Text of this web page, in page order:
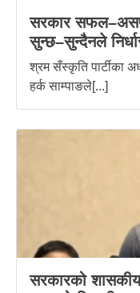
सरकार
सुन्छ–सुन्दैनले
श्रम सँस्कृति पार्टीका
हर्क साम्पाङले[...]
सरकारको